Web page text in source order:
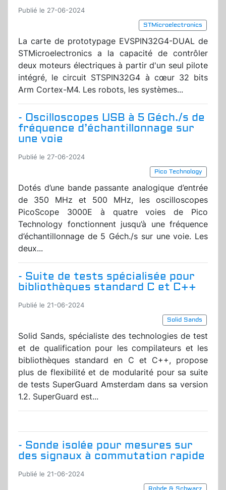
Publié le 27-06-2024
STMicroelectronics
La carte de prototypage EVSPIN32G4-DUAL de
STMicroelectronics a la capacité de contrôler
deux moteurs électriques à partir d'un seul pilote
intégré, le circuit STSPIN32G4 à cœur 32 bits
Arm Cortex-M4. Les robots, les systèmes...
- Oscilloscopes USB à 5 Géch./s de
fréquence d’échantillonnage sur
une voie
Publié le 27-06-2024
Pico Technology
Dotés d’une bande passante analogique d’entrée
de 350 MHz et 500 MHz, les oscilloscopes
PicoScope 3000E à quatre voies de Pico
Technology fonctionnent jusqu’à une fréquence
d’échantillonnage de 5 Géch./s sur une voie. Les
deux...
- Suite de tests spécialisée pour
bibliothèques standard C et C++
Publié le 21-06-2024
Solid Sands
Solid Sands, spécialiste des technologies de test
et de qualification pour les compilateurs et les
bibliothèques standard en C et C++, propose
plus de flexibilité et de modularité pour sa suite
de tests SuperGuard Amsterdam dans sa version
1.2. SuperGuard est...
- Sonde isolée pour mesures sur
des signaux à commutation rapide
Publié le 21-06-2024